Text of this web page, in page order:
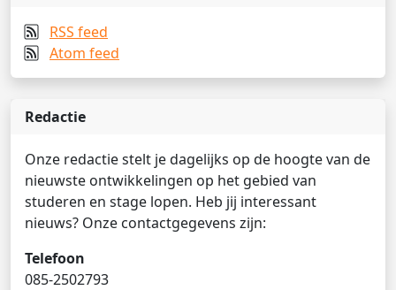
RSS feed
Atom feed
Redactie
Onze redactie stelt je dagelijks op de hoogte van de
nieuwste ontwikkelingen op het gebied van
studeren en stage lopen. Heb jij interessant
nieuws? Onze contactgegevens zijn:
Telefoon
085-2502793